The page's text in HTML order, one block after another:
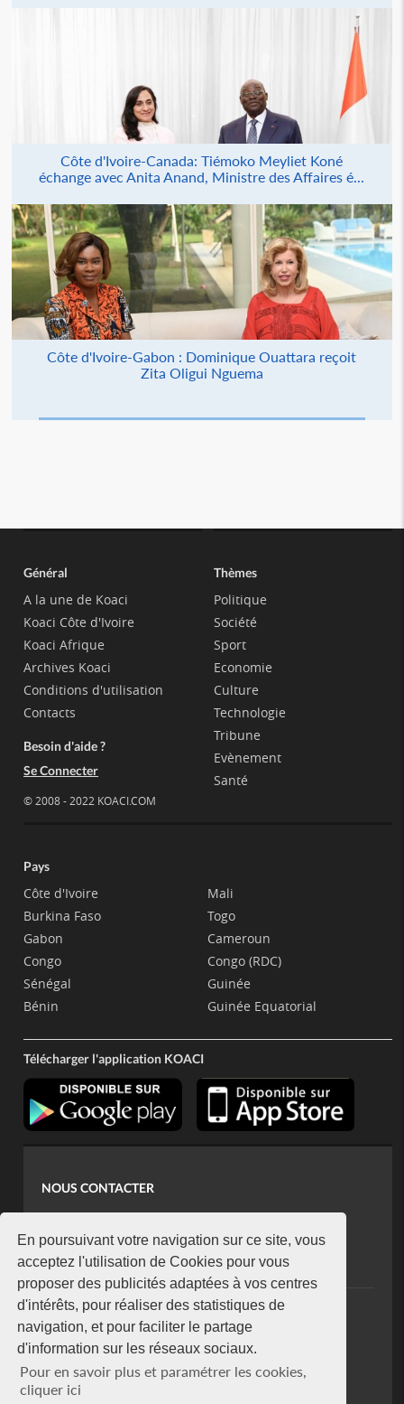
En poursuivant votre navigation sur ce site, vous
acceptez l'utilisation de Cookies pour vous
proposer des publicités adaptées à vos centres
d'intérêts, pour réaliser des statistiques de
navigation, et pour faciliter le partage
d'information sur les réseaux sociaux.
Pour en savoir plus et paramétrer les cookies,
cliquer ici
Côte d'Ivoire-Canada: Tiémoko Meyliet Koné
échange avec Anita Anand, Ministre des Affaires é...
Côte d'Ivoire-Gabon : Dominique Ouattara reçoit
Zita Oligui Nguema
Général
A la une de Koaci
Koaci Côte d'Ivoire
Koaci Afrique
Archives Koaci
Conditions d'utilisation
Contacts
Besoin d'aide ?
Se Connecter
© 2008 - 2022 KOACI.COM
Thèmes
Politique
Société
Sport
Economie
Culture
Technologie
Tribune
Evènement
Santé
Pays
Côte d'Ivoire
Burkina Faso
Gabon
Congo
Sénégal
Bénin
Mali
Togo
Cameroun
Congo (RDC)
Guinée
Guinée Equatorial
Télécharger l'application KOACI
NOUS CONTACTER
koaci@yahoo.fr
+225 07 08 85 52 93
NEWSLETTER
Restez connecté via notre newsletter
S'abonner
Se désabonner